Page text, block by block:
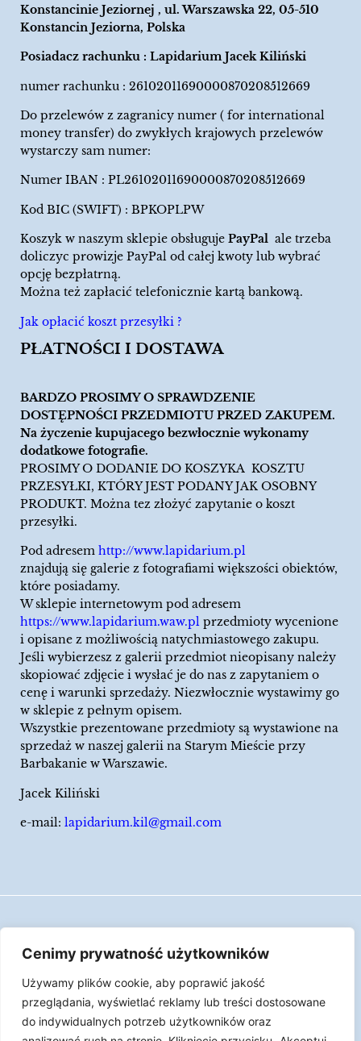
Cenimy prywatność użytkowników
Używamy plików cookie, aby poprawić jakość
przeglądania, wyświetlać reklamy lub treści dostosowane
do indywidualnych potrzeb użytkowników oraz
Konstancinie Jeziornej , ul. Warszawska 22, 05-510
Konstancin Jeziorna, Polska
Posiadacz rachunku : Lapidarium Jacek Kiliński
numer rachunku : 26102011690000870208512669
Do przelewów z zagranicy numer ( for international
money transfer) do zwykłych krajowych przelewów
wystarczy sam numer:
Numer IBAN : PL26102011690000870208512669
Kod BIC (SWIFT) : BPKOPLPW
Koszyk w naszym sklepie obsługuje PayPal ale trzeba
doliczyc prowizje PayPal od całej kwoty lub wybrać
opcję bezpłatrną.
Można też zapłacić telefonicznie kartą bankową.
Jak opłacić koszt przesyłki ?
PŁATNOŚCI I DOSTAWA
BARDZO PROSIMY O SPRAWDZENIE
DOSTĘPNOŚCI PRZEDMIOTU PRZED ZAKUPEM.
Na życzenie kupujacego bezwłocznie wykonamy
dodatkowe fotografie.
PROSIMY O DODANIE DO KOSZYKA KOSZTU
PRZESYŁKI, KTÓRY JEST PODANY JAK OSOBNY
PRODUKT. Można tez złożyć zapytanie o koszt
przesyłki.
Pod adresem http://www.lapidarium.pl
znajdują się galerie z fotografiami większości obiektów,
które posiadamy.
W sklepie internetowym pod adresem
https://www.lapidarium.waw.pl przedmioty wycenione
i opisane z możliwością natychmiastowego zakupu.
Jeśli wybierzesz z galerii przedmiot nieopisany należy
skopiować zdjęcie i wysłać je do nas z zapytaniem o
cenę i warunki sprzedaży. Niezwłocznie wystawimy go
w sklepie z pełnym opisem.
Wszystkie prezentowane przedmioty są wystawione na
sprzedaż w naszej galerii na Starym Mieście przy
Barbakanie w Warszawie.
Jacek Kiliński
e-mail: lapidarium.kil@gmail.com
Polityka Cookies
LAPIDARIUM Jacka Kilińskiego | Człowiek jest
epizodem w życiu przedmiotów.